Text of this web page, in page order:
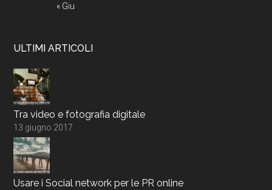
« Giu
ULTIMI ARTICOLI
Tra video e fotografia digitale
13 giugno 2017
Usare i Social network per le PR online